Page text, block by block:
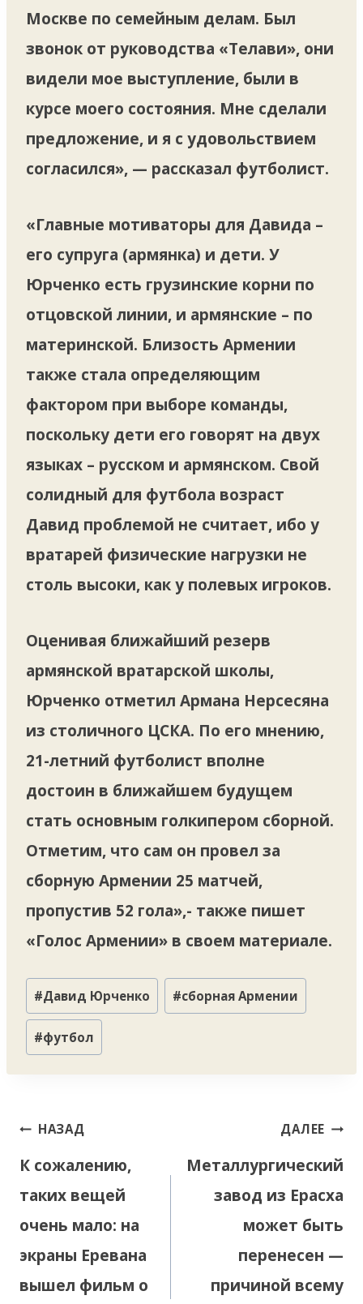
Москве по семейным делам. Был
звонок от руководства «Телави», они
видели мое выступление, были в
курсе моего состояния. Мне сделали
предложение, и я с удовольствием
согласился», — рассказал футболист.
«Главные мотиваторы для Давида –
его супруга (армянка) и дети. У
Юрченко есть грузинские корни по
отцовской линии, и армянские – по
материнской. Близость Армении
также стала определяющим
фактором при выборе команды,
поскольку дети его говорят на двух
языках – русском и армянском. Свой
солидный для футбола возраст
Давид проблемой не считает, ибо у
вратарей физические нагрузки не
столь высоки, как у полевых игроков.
Оценивая ближайший резерв
армянской вратарской школы,
Юрченко отметил Армана Нерсесяна
из столичного ЦСКА. По его мнению,
21-летний футболист вполне
достоин в ближайшем будущем
стать основным голкипером сборной.
Отметим, что сам он провел за
сборную Армении 25 матчей,
пропустив 52 гола»,- также пишет
«Голос Армении» в своем материале.
Метки
записи:
#Давид Юрченко #сборная Армении
#футбол
Навигация
записям
НАЗАД
К сожалению,
таких вещей
очень мало: на
экраны Еревана
вышел фильм о
ДАЛЕЕ
Металлургический
завод из Ерасха
может быть
перенесен —
причиной всему